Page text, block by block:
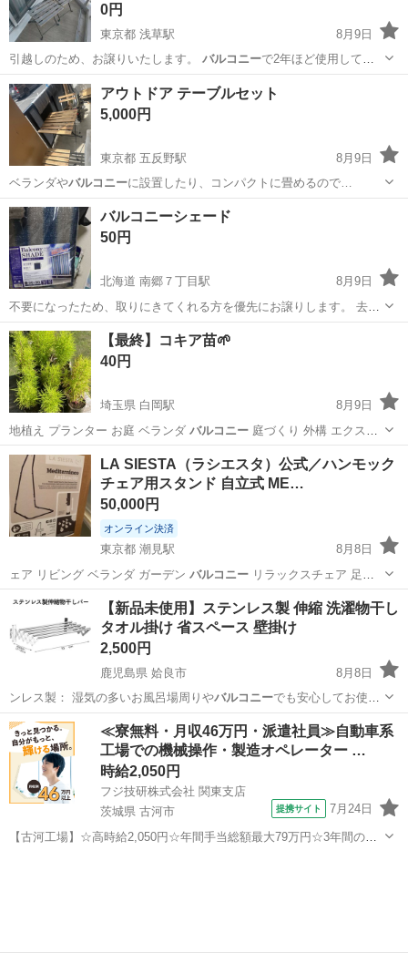
0円
東京都 浅草駅
8月9日
引越しのため、お譲りいたします。 バルコニーで2年ほど使用してお
りました。 問…
東京 台東区 浅草駅 バルコニー
アウトドア テーブルセット
5,000円
東京都 五反野駅
8月9日
ベランダやバルコニーに設置したり、コンパクトに畳めるので…
東京 足立区 テーブル
バルコニーシェード
50円
北海道 南郷７丁目駅
8月9日
不要になったため、取りにきてくれる方を優先にお譲りします。 去年
夏に、日差し避けに、ダイソーで買いました。
北海道 札幌市 南郷７丁目駅
【最終】コキア苗🌱
40円
埼玉県 白岡駅
8月9日
地植え プランター お庭 ベランダ バルコニー庭づくり 外構 エクステ
リア 雑草…
埼玉 白岡市
LA SIESTA（ラシエスタ）公式／ハンモック
チェア用スタンド 自立式 ME…
50,000円
オンライン決済
東京都 潮見駅
8月8日
ェア リビング ベランダ ガーデン バルコニーリラックスチェア 足が
伸ばせる 北…
東京 江東区 潮見駅 椅子 ハンモック
【新品未使用】ステンレス製 伸縮 洗濯物干し
タオル掛け 省スペース 壁掛け
2,500円
鹿児島県 姶良市
8月8日
ンレス製： 湿気の多いお風呂場周りやバルコニーでも安心してお使い
いただけます。 …
鹿児島 姶良市 洗濯用品
≪寮無料・月収46万円・派遣社員≫自動車系
工場での機械操作・製造オペレーター …
時給2,050円
フジ技研株式会社 関東支店
茨城県 古河市
提携サイト 7月24日
【古河工場】☆高時給2,050円☆年間手当総額最大79万円☆3年間の手